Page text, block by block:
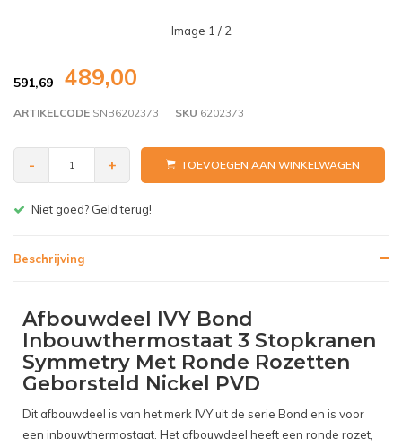
Image 1 / 2
591,69 489,00
ARTIKELCODE SNB6202373 SKU 6202373
- + TOEVOEGEN AAN WINKELWAGEN
Gratis bezorgen v.a. € 150,- (NL)
Beschrijving
Afbouwdeel IVY Bond
Inbouwthermostaat 3 Stopkranen
Symmetry Met Ronde Rozetten
Geborsteld Nickel PVD
Dit afbouwdeel is van het merk IVY uit de serie Bond en is voor
een inbouwthermostaat. Het afbouwdeel heeft een ronde rozet,